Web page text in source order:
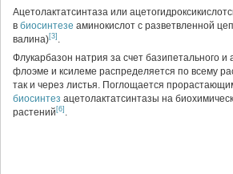
Ацетолактатсинтаза или
в биосинтезе аминокислот с разветвленной
валина)[3] .
Флукарбазон натрия за счет базипетального и
флоэме и ксилеме распределяется по всему
так и через листья. Поглощается
биосинтез ацетолактатсинтазы на
растений [6] .